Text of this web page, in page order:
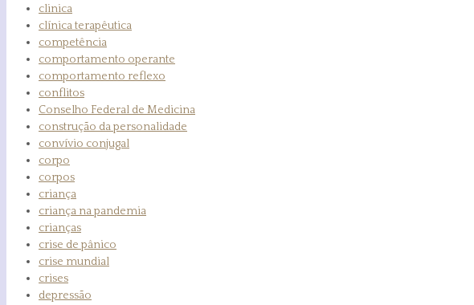
clinica
clínica terapêutica
competência
comportamento operante
comportamento reflexo
conflitos
Conselho Federal de Medicina
construção da personalidade
convívio conjugal
corpo
corpos
criança
criança na pandemia
crianças
crise de pânico
crise mundial
crises
depressão